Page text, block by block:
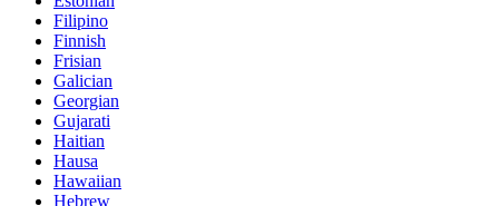
Filipino
Finnish
Frisian
Galician
Georgian
Gujarati
Haitian
Hausa
Hawaiian
Hebrew